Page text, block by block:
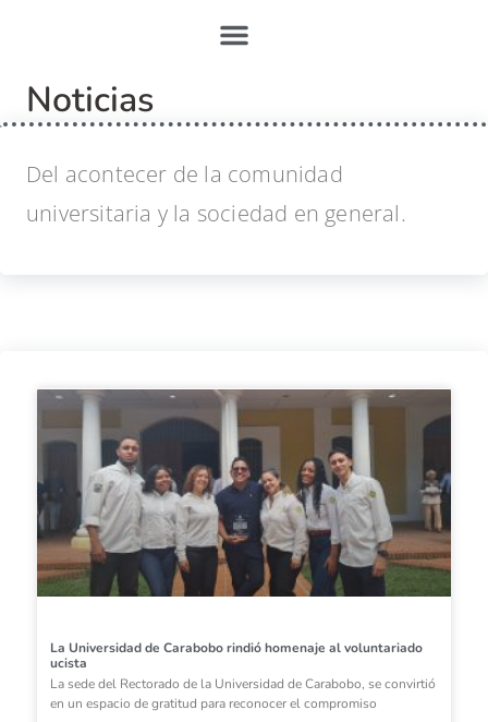
Noticias
Del acontecer de la comunidad
universitaria y la sociedad en general.
La Universidad de Carabobo rindió homenaje al voluntariado
ucista
La sede del Rectorado de la Universidad de Carabobo, se convirtió
en un espacio de gratitud para reconocer el compromiso